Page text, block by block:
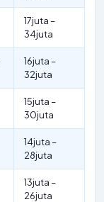
17juta –
34juta
16juta –
32juta
15juta –
30juta
14juta –
28juta
13juta –
26juta